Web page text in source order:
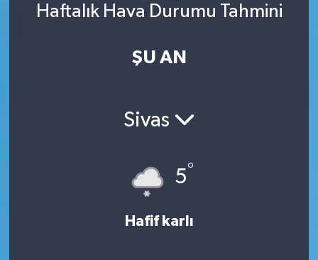
Haftalık Hava Durumu Tahmini
ŞU AN
Sivas
5°
Hafif karlı
Son Dakika Haberleri